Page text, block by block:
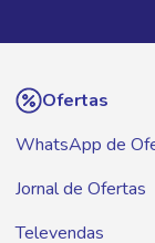
Ofertas
WhatsApp de
Jornal de Ofertas
Televendas